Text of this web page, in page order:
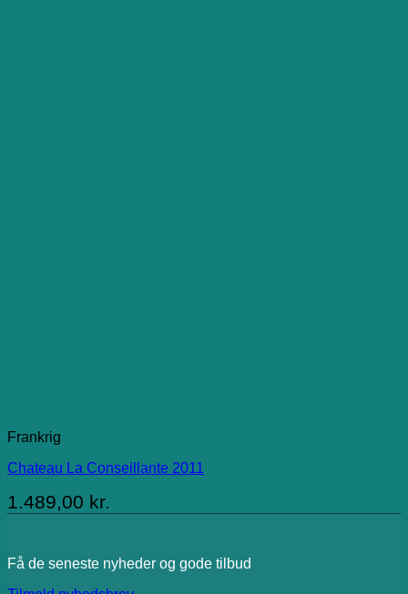
Frankrig
Chateau La Conseillante 2011
1.489,00 kr.
Få de seneste nyheder og gode tilbud